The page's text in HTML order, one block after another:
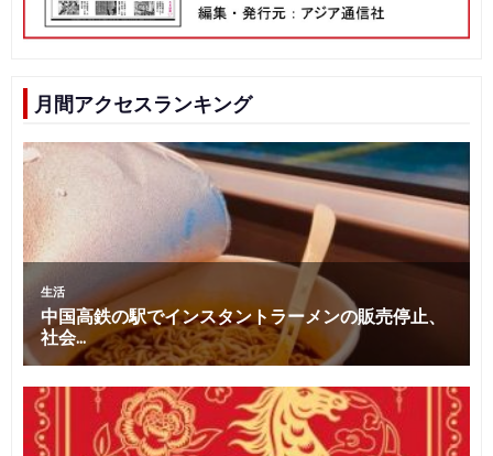
月間アクセスランキング